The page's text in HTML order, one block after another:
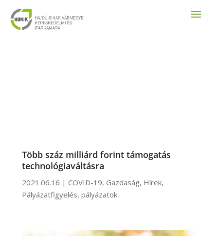
Több száz milliárd forint támogatás
technológiaváltásra
2021.06.16 | COVID-19, Gazdaság, Hírek,
Pályázatfigyelés, pályázatok